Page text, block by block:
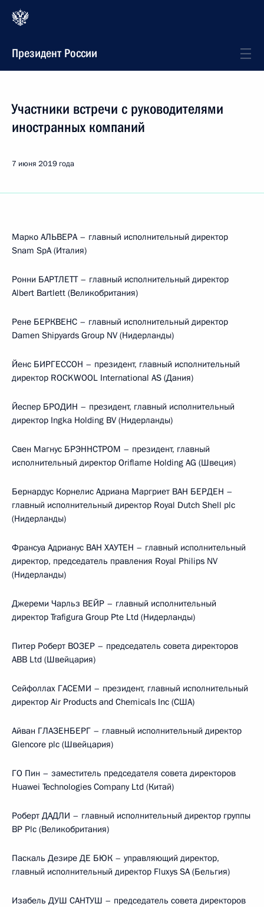
Президент России
Участники встречи с руководителями
иностранных компаний
7 июня 2019 года
Марко АЛЬВЕРА – главный исполнительный директор
Snam SpA (Италия)
Ронни БАРТЛЕТТ – главный исполнительный директор
Albert Bartlett (Великобритания)
Рене БЕРКВЕНС – главный исполнительный директор
Damen Shipyards Group NV (Нидерланды)
Йенс БИРГЕССОН – президент, главный исполнительный
директор ROCKWOOL International AS (Дания)
Йеспер БРОДИН – президент, главный исполнительный
директор Ingka Holding BV (Нидерланды)
Свен Магнус БРЭННСТРОМ – президент, главный
исполнительный директор Oriflame Holding AG (Швеция)
Бернардус Корнелис Адриана Маргриет ВАН БЕРДЕН –
главный исполнительный директор Royal Dutch Shell plc
(Нидерланды)
Франсуа Адрианус ВАН ХАУТЕН – главный исполнительный
директор, председатель правления Royal Philips NV
(Нидерланды)
Джереми Чарльз ВЕЙР – главный исполнительный
директор Trafigura Group Pte Ltd (Нидерланды)
Питер Роберт ВОЗЕР – председатель совета директоров
ABB Ltd (Швейцария)
Сейфоллах ГАСЕМИ – президент, главный исполнительный
директор Air Products and Chemicals Inc (США)
Айван ГЛАЗЕНБЕРГ – главный исполнительный директор
Glencore plc (Швейцария)
ГО Пин – заместитель председателя совета директоров
Huawei Technologies Company Ltd (Китай)
Роберт ДАДЛИ – главный исполнительный директор группы
BP Plc (Великобритания)
Паскаль Дезире ДЕ БЮК – управляющий директор,
главный исполнительный директор Fluxys SA (Бельгия)
Изабель ДУШ САНТУШ – председатель совета директоров